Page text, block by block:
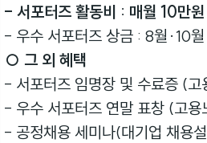
- 서포터즈 활동비 : 매월 10만
- 우수 서포터즈 상금 : 8월·10
○ 그 외 혜택
- 서포터즈 임명장 및 수료증 (고
- 우수 서포터즈 연말 표창 (고용
- 공정채용 세미나(대기업 채용